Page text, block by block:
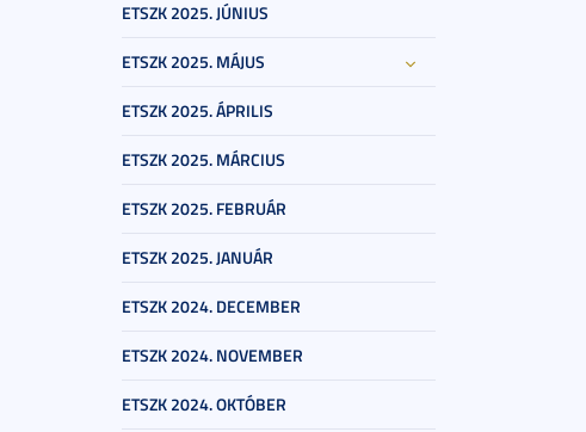
ETSZK 2025. JÚNIUS
ETSZK 2025. MÁJUS
ETSZK 2025. ÁPRILIS
ETSZK 2025. MÁRCIUS
ETSZK 2025. FEBRUÁR
ETSZK 2025. JANUÁR
ETSZK 2024. DECEMBER
ETSZK 2024. NOVEMBER
ETSZK 2024. OKTÓBER